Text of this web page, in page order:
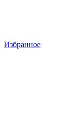
Избранное